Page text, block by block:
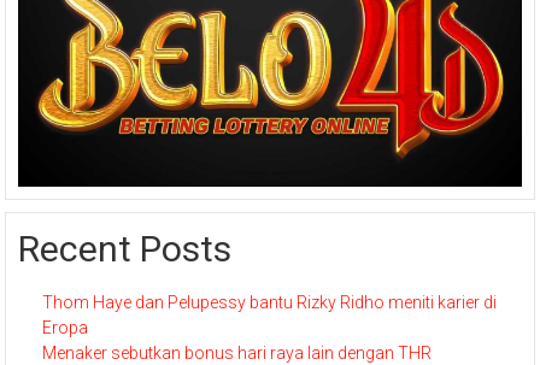
Recent Posts
Thom Haye dan Pelupessy bantu Rizky Ridho meniti karier di
Eropa
Menaker sebutkan bonus hari raya lain dengan THR